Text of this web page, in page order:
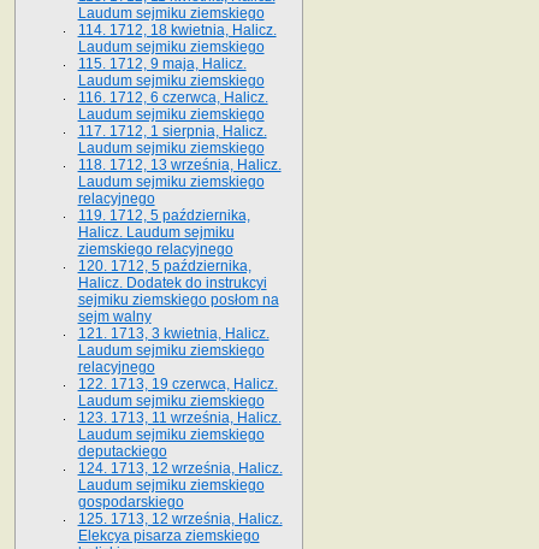
Laudum sejmiku ziemskiego
114. 1712, 18 kwietnia, Halicz.
Laudum sejmiku ziemskiego
115. 1712, 9 maja, Halicz.
Laudum sejmiku ziemskiego
116. 1712, 6 czerwca, Halicz.
Laudum sejmiku ziemskiego
117. 1712, 1 sierpnia, Halicz.
Laudum sejmiku ziemskiego
118. 1712, 13 września, Halicz.
Laudum sejmiku ziemskiego
relacyjnego
119. 1712, 5 października,
Halicz. Laudum sejmiku
ziemskiego relacyjnego
120. 1712, 5 października,
Halicz. Dodatek do instrukcyi
sejmiku ziemskiego posłom na
sejm walny
121. 1713, 3 kwietnia, Halicz.
Laudum sejmiku ziemskiego
relacyjnego
122. 1713, 19 czerwca, Halicz.
Laudum sejmiku ziemskiego
123. 1713, 11 września, Halicz.
Laudum sejmiku ziemskiego
deputackiego
124. 1713, 12 września, Halicz.
Laudum sejmiku ziemskiego
gospodarskiego
125. 1713, 12 września, Halicz.
Elekcya pisarza ziemskiego